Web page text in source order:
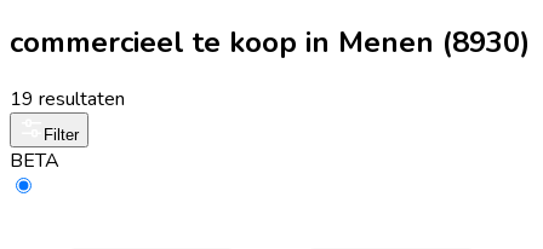
commercieel te koop in Menen (8930)
19 resultaten
Filter
BETA